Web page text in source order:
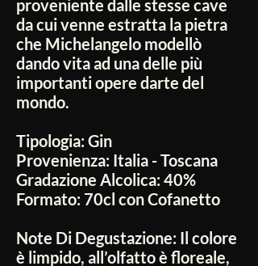
proveniente dalle stesse cave
da cui venne estratta la pietra
che Michelangelo modellò
dando vita ad una delle più
importanti opere darte del
mondo.
Tipologia: Gin
Provenienza: Italia - Toscana
Gradazione Alcolica: 40%
Formato: 70cl con Cofanetto
Note Di Degustazione: Il colore
è limpido, all’olfatto è floreale,